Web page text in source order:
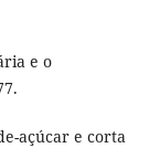
e o
açúcar e corta